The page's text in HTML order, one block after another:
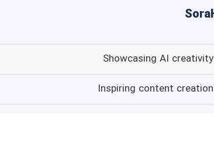
Showcasing AI creativity
Inspiring content creation